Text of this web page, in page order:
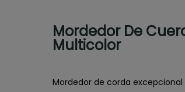
Mordedor De
Multicolor
Mordedor de corda